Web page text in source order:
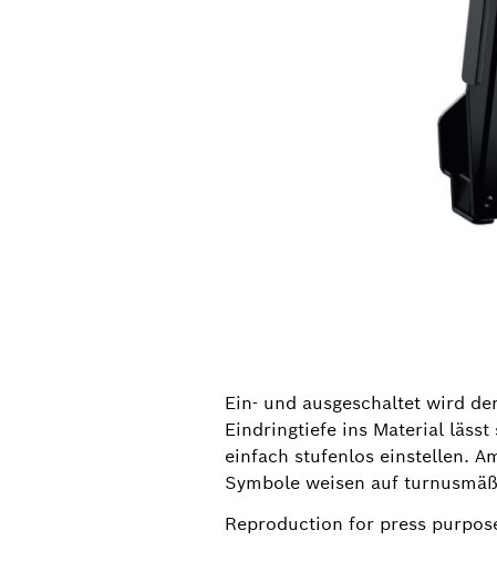
Ein- und ausgeschaltet wird
Eindringtiefe ins Material
einfach stufenlos einstellen.
Symbole weisen auf
Reproduction for press